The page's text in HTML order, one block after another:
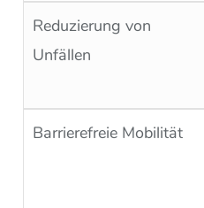
Reduzierung von
Unfällen
Barrierefreie Mobilität